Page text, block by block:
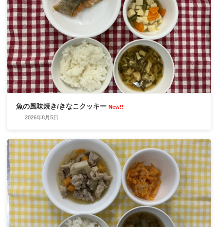
魚の風味焼き/きなこクッキー New!!
2026年8月5日